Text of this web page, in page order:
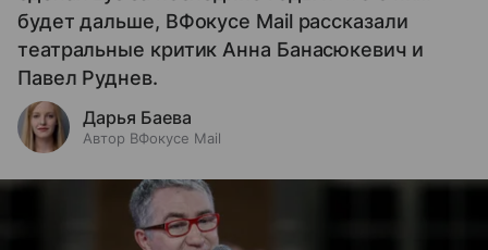
будет дальше, ВФокусе Mail рассказали
театральные критик Анна Банасюкевич и
Павел Руднев.
Дарья Баева
Автор ВФокусе Mail